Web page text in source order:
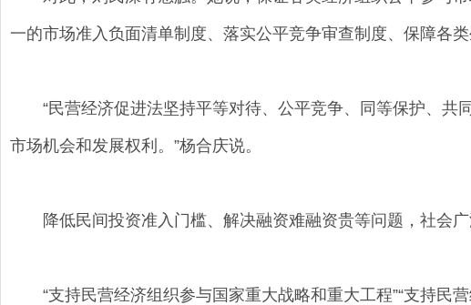
一的市场准入负面清单制度、落实公平竞争审查制度、保障各
“民营经济促进法坚持平等对待、公平竞争、同等保护、共
市场机会和发展权利。”杨合庆说。
降低民间投资准入门槛、解决融资难融资贵等问题，社会广
“支持民营经济组织参与国家重大战略和重大工程”“支持民营